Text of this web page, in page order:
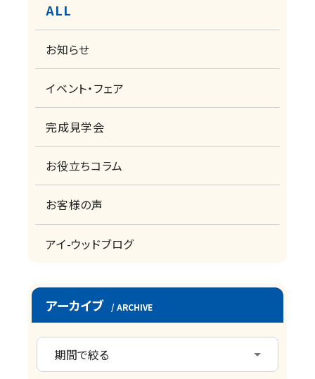
ALL
お知らせ
イベント・フェア
完成見学会
お役立ちコラム
お客様の声
アイ-ウッドブログ
アーカイブ / ARCHIVE